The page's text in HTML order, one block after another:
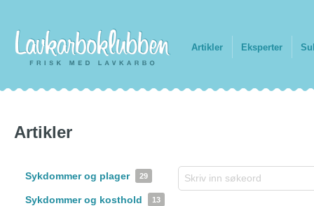
Artikler Eksperter
Artikler
Sykdommer og plager 29
Sykdommer og kosthold 13